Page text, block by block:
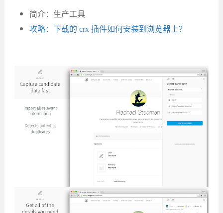
简介：生产工具
攻略：下载的 crx 插件如何安装到浏览器上？